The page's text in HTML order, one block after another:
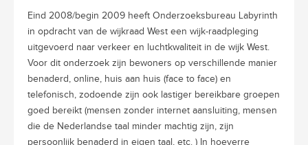
Eind 2008/begin 2009 heeft Onderzoeksbureau Labyrinth
in opdracht van de wijkraad West een wijk-raadpleging
uitgevoerd naar verkeer en luchtkwaliteit in de wijk West.
Voor dit onderzoek zijn bewoners op verschillende manier
benaderd, online, huis aan huis (face to face) en
telefonisch, zodoende zijn ook lastiger bereikbare groepen
goed bereikt (mensen zonder internet aansluiting, mensen
die de Nederlandse taal minder machtig zijn, zijn
persoonlijk benaderd in eigen taal, etc. ) In hoeverre